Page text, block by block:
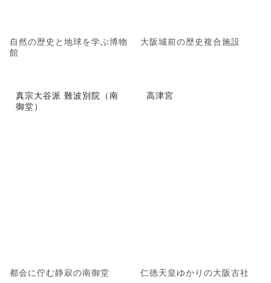
自然の歴史と地球を学ぶ博物
館
大阪城前の歴史複合施設
真宗大谷派 難波別院（南
御堂）
都会に佇む静寂の南御堂
高津宮
仁徳天皇ゆかりの大阪古社